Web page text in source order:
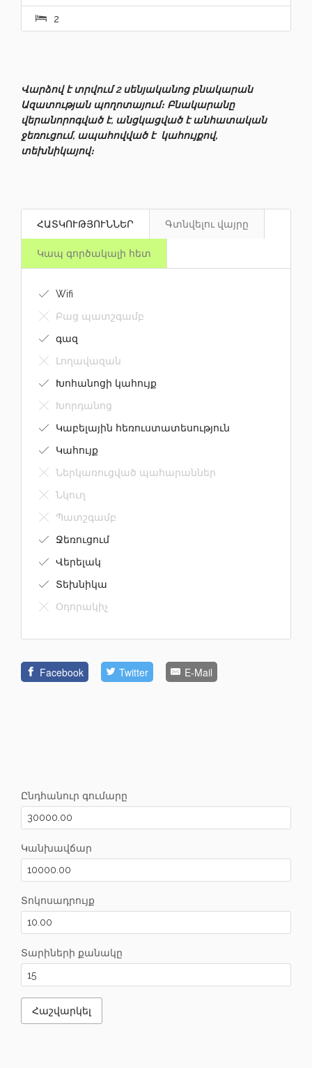
2
Վարձով է տրվում 2 սենյականոց բնակարան
Ազատության պողոտայում։ Բնակարանը
վերանորոգված է, անցկացված է անհատական
ջեռուցում, ապահովված է կահույքով,
տեխնիկայով։
ՀԱՏԿՈՒԹՅՈՒՆՆԵՐ Գտնվելու վայրը
Կապ գործակալի հետ
Wifi
Բաց պատշգամբ
գազ
Լողավազան
Խոհանոցի կահույք
Խորդանոց
Կաբելային հեռուստատեսություն
Կահույք
Ներկառուցված պահարաններ
Նկուղ
Պատշգամբ
Ջեռուցում
Վերելակ
Տեխնիկա
Օդորակիչ
Facebook Twitter E-Mail
Ընդհանուր գումարը
Կանխավճար
Տոկոսադրույք
Տարիների քանակը